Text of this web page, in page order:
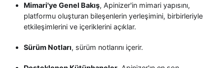
Mimari'ye Genel Bakış, Apinizer'in mimari yapısını,
platformu oluşturan bileşenlerin yerleşimini, birbirleriyle
etkileşimlerini ve içeriklerini açıklar.
Sürüm Notları, sürüm notlarını içerir.